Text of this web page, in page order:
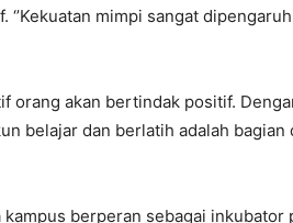
mimpi sangat
orang akan bertindak positif.
belajar dan berlatih adalah
berperan sebagai inkubator